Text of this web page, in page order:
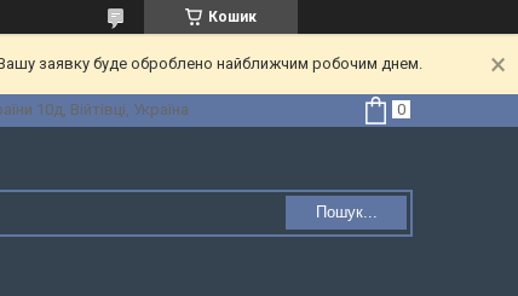
Кошик
заявку буде оброблено найближчим робочим днем.
10д, Війтівці, Україна
Пошук...